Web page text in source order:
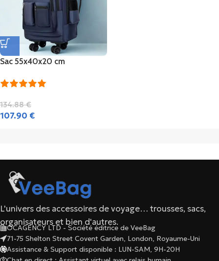
Sac 55x40x20 cm
134.88€
107.90 €
L'univers des accessoires de voyage… trousses, sacs,
organisateurs et bien d'autres.
OCAGENCY LTD - Société éditrice de VeeBag
71-75 Shelton Street Covent Garden, London, Royaume-Uni
Assistance & Support disponible : LUN-SAM, 9H-20H